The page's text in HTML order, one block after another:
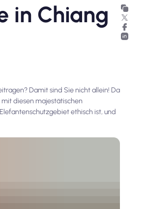
in Chiang
Damit sind Sie nicht allein! Da
mit diesen majestätischen
ethisch ist, und